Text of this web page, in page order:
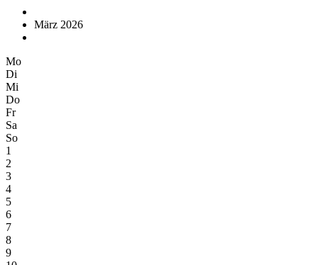
März 2026
Mo
Di
Mi
Do
Fr
Sa
So
1
2
3
4
5
6
7
8
9